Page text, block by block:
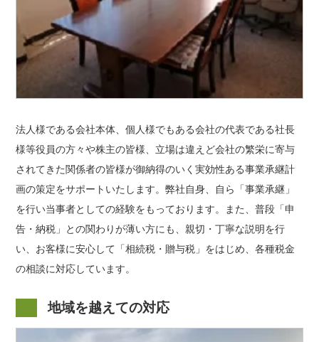
法人様である会社本体、個人様でもある会社の代表である社長
様等役員の方々や株主の皆様、立場は違えど会社の繁栄に寄与
されてきた関係者の皆様が御納得のいく実効性ある事業承継計
画の策定をサポートいたします。弊社自身、自ら「事業承継」
を行い当事者としての経験をもっております。また、普段「申
告・納税」との関わりが薄い方にも、親切・丁寧な説明を行
い、お客様に安心して「相続税・贈与税」をはじめ、各種税金
の相談に対応しています。
地域を越えての対応